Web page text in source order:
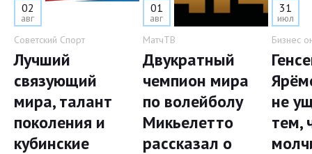
02
авг
Советский Спорт
Лучший
связующий
мира, талант
поколения и
кубинские
01
авг
МатчТВ
Двукратный
чемпион мира
по волейболу
Микьелетто
рассказал о
31
июл
Бизнес
не
тем,